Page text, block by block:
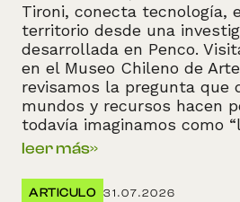
Tironi, conecta tecnología,
territorio desde una
desarrollada en Penco.
en el Museo Chileno de
revisamos la pregunta que
mundos y recursos hacen
todavía imaginamos como
leer más»
ARTICULO 31.07.2026